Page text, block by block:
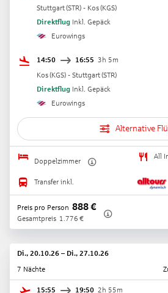
Stuttgart(STR) - Kos(KGS)
Direktflug Inkl. Gepäck
Eurowings
14:50 16:55 3h 5m
Kos(KGS) - Stuttgart(STR)
Direktflug Inkl. Gepäck
Eurowings
Alternative
Doppelzimmer
All
Transfer inkl.
Preis pro Person 888€
Gesamtpreis 1.776 €
Di., 20.10.26 – Di., 27.10.26
7 Nächte
15:55 19:50 2h 55m